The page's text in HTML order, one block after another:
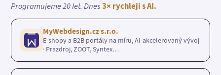
Programujeme 20 let. Dnes3× rychleji s AI.
MyWebdesign.cz s.r.o.
E-shopy a B2B portály na míru, AI-akcelerovaný vývoj
· Prazdroj, ZOOT, Syntex…